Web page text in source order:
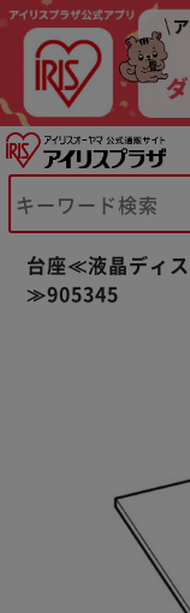
台座≪液晶ディ
≫905345
※ご確認くだ
カートに